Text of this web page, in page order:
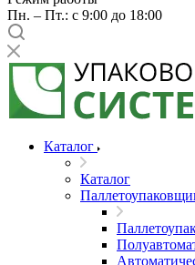
Пн. – Пт.: с 9:00 до 18:00
Каталог
Каталог